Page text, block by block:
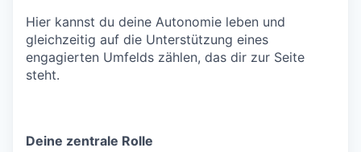
Hier kannst du deine Autonomie leben und
gleichzeitig auf die Unterstützung eines
engagierten Umfelds zählen, das dir zur Seite
steht.
Deine zentrale Rolle